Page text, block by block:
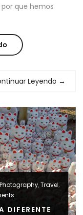
que hemos
“LA
DEL
YASUTO:
SU
ABUELA,
SU
PERRO
Leyendo →
Photography,Travel,
DIFERENTE